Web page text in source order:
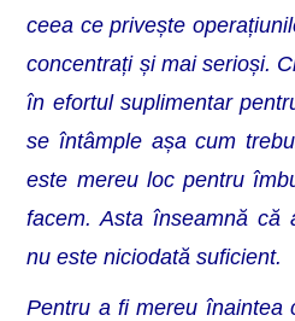
ceea ce privește
concentrați și mai serioși.
în efortul suplimentar
se întâmple așa cum
este mereu loc pentru
facem. Asta înseamnă că
nu este niciodată suficient.
Pentru a fi mereu înaintea